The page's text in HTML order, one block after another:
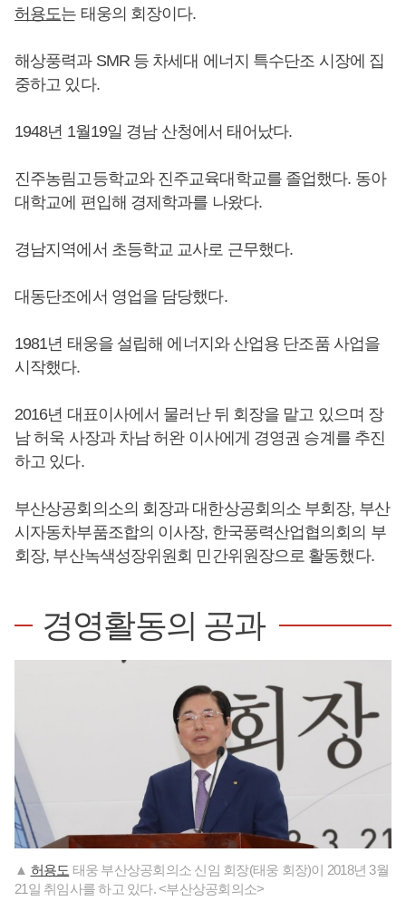
허용도는 태웅의 회장이다.
해상풍력과 SMR 등 차세대 에너지 특수단조 시장에 집
중하고 있다.
1948년 1월19일 경남 산청에서 태어났다.
진주농림고등학교와 진주교육대학교를 졸업했다. 동아
대학교에 편입해 경제학과를 나왔다.
경남지역에서 초등학교 교사로 근무했다.
대동단조에서 영업을 담당했다.
1981년 태웅을 설립해 에너지와 산업용 단조품 사업을
시작했다.
2016년 대표이사에서 물러난 뒤 회장을 맡고 있으며 장
남 허욱 사장과 차남 허완 이사에게 경영권 승계를 추진
하고 있다.
부산상공회의소의 회장과 대한상공회의소 부회장, 부산
시자동차부품조합의 이사장, 한국풍력산업협의회의 부
회장, 부산녹색성장위원회 민간위원장으로 활동했다.
경영활동의 공과
▲ 허용도 태웅 부산상공회의소 신임 회장(태웅 회장)이 2018년 3월
21일 취임사를 하고 있다. <부산상공회의소>